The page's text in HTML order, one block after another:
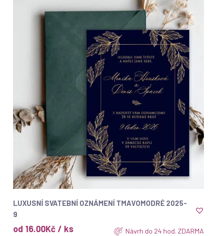
ZOBRAZIT
LUXUSNÍ SVATEBNÍ OZNÁMENÍ TMAVOMODRÉ 2025-
9
od 16.00Kč / ks
Návrh do 24 hod. ZDARMA